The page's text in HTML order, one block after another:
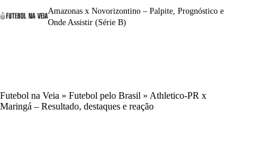
Amazonas x Novorizontino – Palpite, Prognóstico e
Onde Assistir (Série B)
Futebol na Veia » Futebol pelo Brasil » Athletico-PR x
Maringá – Resultado, destaques e reação